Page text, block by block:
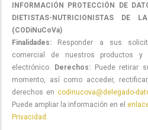
INFORMACIÓN PROTECCIÓN DE
DIETISTAS-NUTRICIONISTAS DE
(CODiNuCoVa)
Finalidades: Responder a sus
comercial de nuestros productos y
electrónico. Derechos: Puede retirar
momento, así como acceder,
derechos en codinucova@delegado-
Puede ampliar la información en el
Privacidad.